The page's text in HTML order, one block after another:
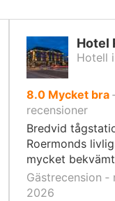
Hotel
Hotell
8.0av
10,
Mycket bra
recensioner
Bredvid
Roermonds
mycket
Gästrecension ‐
2026